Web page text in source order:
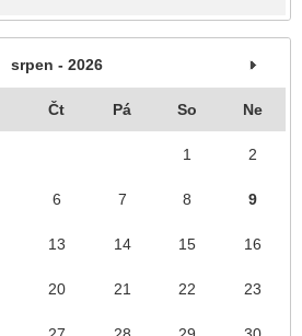
srpen - 2026
Čt Pá So Ne
1 2
6 7 8 9
13 14 15 16
20 21 22 23